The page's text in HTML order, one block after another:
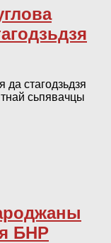
стагодзьдзя
сьпявачцы
БНР